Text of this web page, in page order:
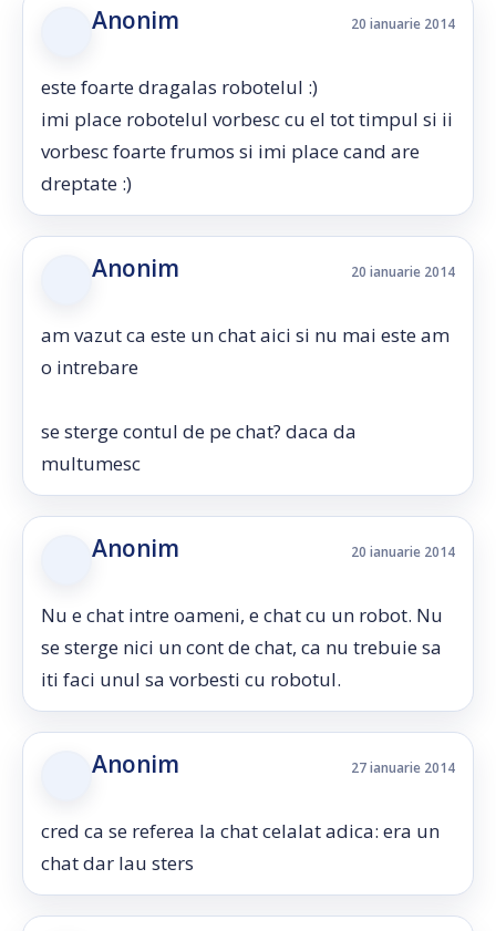
Anonim 20 ianuarie 2014
este foarte dragalas robotelul :)
imi place robotelul vorbesc cu el tot timpul si ii
vorbesc foarte frumos si imi place cand are
dreptate :)
Anonim 20 ianuarie 2014
am vazut ca este un chat aici si nu mai este am
o intrebare
se sterge contul de pe chat? daca da
multumesc
Anonim 20 ianuarie 2014
Nu e chat intre oameni, e chat cu un robot. Nu
se sterge nici un cont de chat, ca nu trebuie sa
iti faci unul sa vorbesti cu robotul.
Anonim 27 ianuarie 2014
cred ca se referea la chat celalat adica: era un
chat dar lau sters